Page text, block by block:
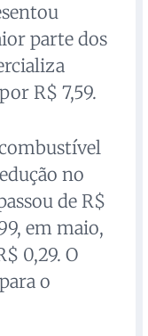
parte dos
R$ 7,59.
no
de R$
em maio,
0,29. O
o